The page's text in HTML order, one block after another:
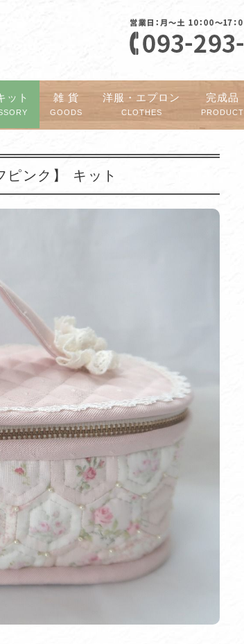
ット 雑 貨
GOODS
洋服・エプロン
CLOTHES
完成品
PRODUCT
ピンク】 キット